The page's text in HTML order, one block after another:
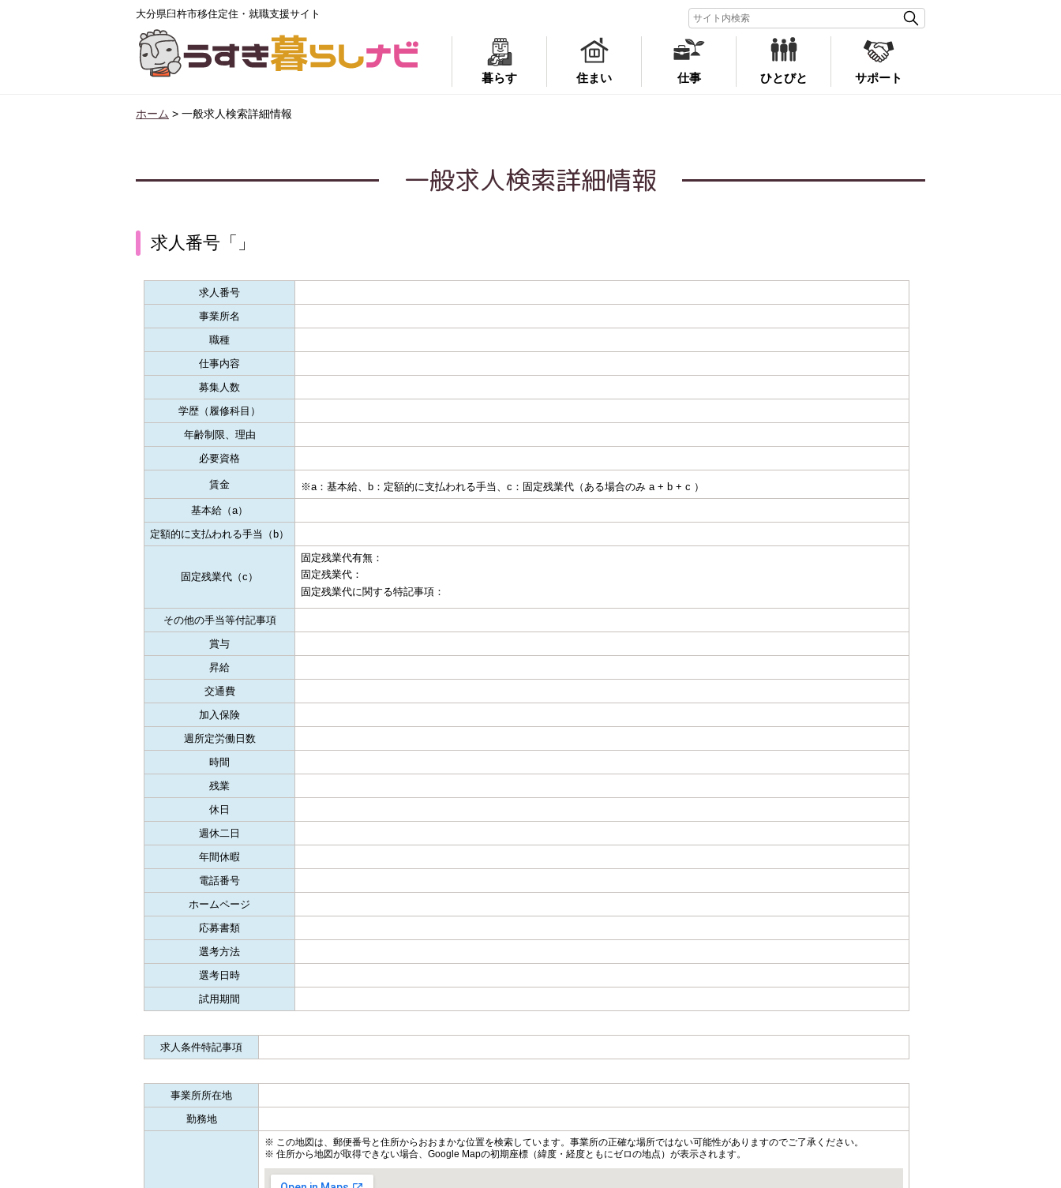
大分県臼杵市移住定住・就職支援サイト
暮らす 住まい 仕事 ひとびと サポート
ホーム > 一般求人検索詳細情報
一般求人検索詳細情報
求人番号「」
求人番号
事業所名
職種
仕事内容
募集人数
学歴（履修科目）
年齢制限、理由
必要資格
賃金
※a：基本給、b：定額的に支払われる手当、c：固定残業代（ある場合のみ a + b + c ）
基本給（a）
定額的に支払われる手当（b）
固定残業代（c）
固定残業代有無：
固定残業代：
固定残業代に関する特記事項：
その他の手当等付記事項
賞与
昇給
交通費
加入保険
週所定労働日数
時間
残業
休日
週休二日
年間休暇
電話番号
ホームページ
応募書類
選考方法
選考日時
試用期間
求人条件特記事項
事業所所在地
勤務地
※ この地図は、郵便番号と住所からおおまかな位置を検索しています。事業所の正確な場所ではない可能性がありますのでご了承ください。
※ 住所から地図が取得できない場合、Google Mapの初期座標（緯度・経度ともにゼロの地点）が表示されます。